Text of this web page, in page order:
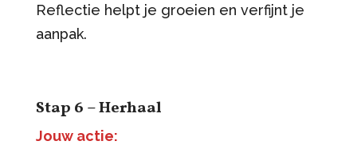
Reflectie helpt je groeien en verfijnt je
aanpak.
Stap 6 – Herhaal
Jouw actie: